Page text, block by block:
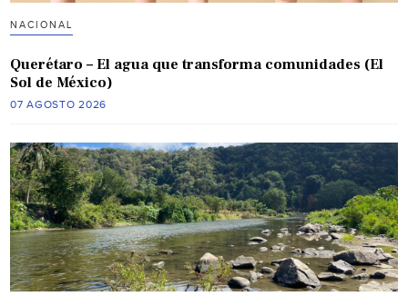
NACIONAL
Querétaro – El agua que transforma comunidades (El
Sol de México)
07 AGOSTO 2026